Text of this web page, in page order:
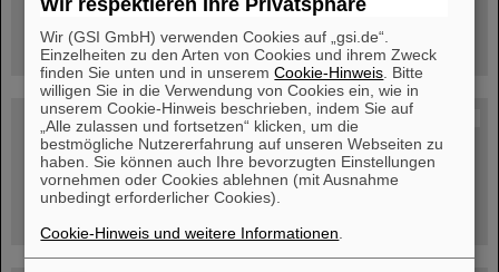
jetzt Termin buchen!
Blog Beam On
Menschen...hinter GSI und FAIR.
Wir (GSI GmbH) verwenden Cookies auf „gsi.de“.
Einzelheiten zu den Arten von Cookies und ihrem Zweck
finden Sie unten und in unseremCookie-Hinweis . Bitte
willigen Sie in die Verwendung von Cookies ein, wie in
unserem Cookie-Hinweis beschrieben, indem Sie auf
„Alle zulassen und fortsetzen“ klicken, um die
bestmögliche Nutzererfahrung auf unseren Webseiten zu
haben. Sie können auch Ihre bevorzugten Einstellungen
vornehmen oder Cookies ablehnen (mit Ausnahme
unbedingt erforderlicher Cookies).
Cookie-Hinweis und weitere Informationen